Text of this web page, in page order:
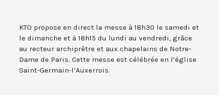
KTO propose en direct la messe à 18h30 le samedi et
le dimanche et à 18h15 du lundi au vendredi, grâce
au recteur archiprêtre et aux chapelains de Notre-
Dame de Paris. Cette messe est célébrée en l’église
Saint-Germain-l’Auxerrois.